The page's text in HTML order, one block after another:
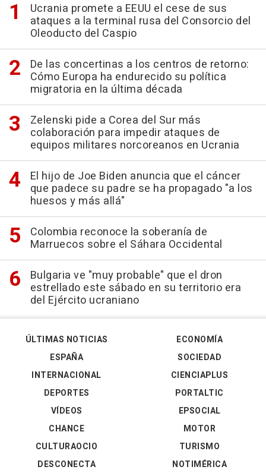
Ucrania promete a EEUU el cese de sus
ataques a la terminal rusa del Consorcio del
Oleoducto del Caspio
De las concertinas a los centros de retorno:
Cómo Europa ha endurecido su política
migratoria en la última década
Zelenski pide a Corea del Sur más
colaboración para impedir ataques de
equipos militares norcoreanos en Ucrania
El hijo de Joe Biden anuncia que el cáncer
que padece su padre se ha propagado "a los
huesos y más allá"
Colombia reconoce la soberanía de
Marruecos sobre el Sáhara Occidental
Bulgaria ve "muy probable" que el dron
estrellado este sábado en su territorio era
del Ejército ucraniano
ÚLTIMAS NOTICIAS
ESPAÑA
INTERNACIONAL
DEPORTES
VÍDEOS
ECONOMÍA
SOCIEDAD
CIENCIAPLUS
PORTALTIC
EPSOCIAL
CHANCE
CULTURAOCIO
DESCONECTA
MOTOR
TURISMO
NOTIMÉRICA